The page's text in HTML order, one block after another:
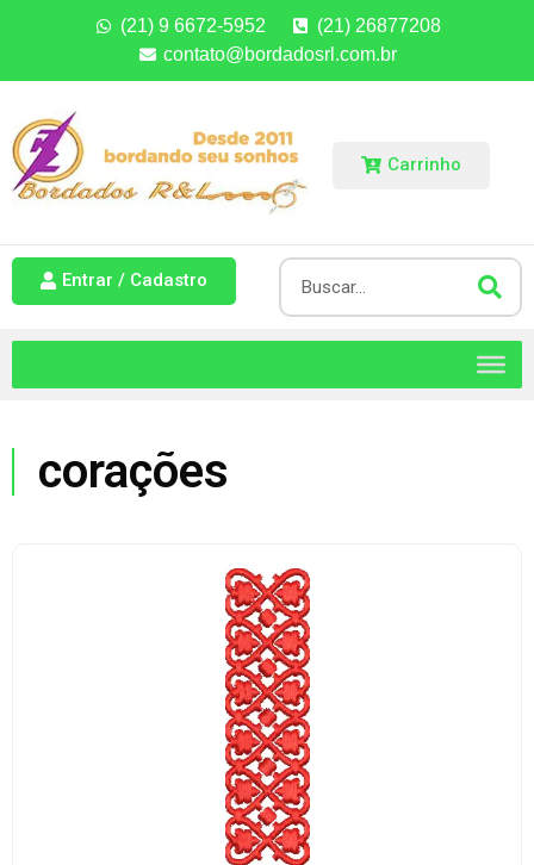
(21) 9 6672-5952
(21) 26877208
contato@bordadosrl.com.br
Carrinho
Entrar / Cadastro
corações